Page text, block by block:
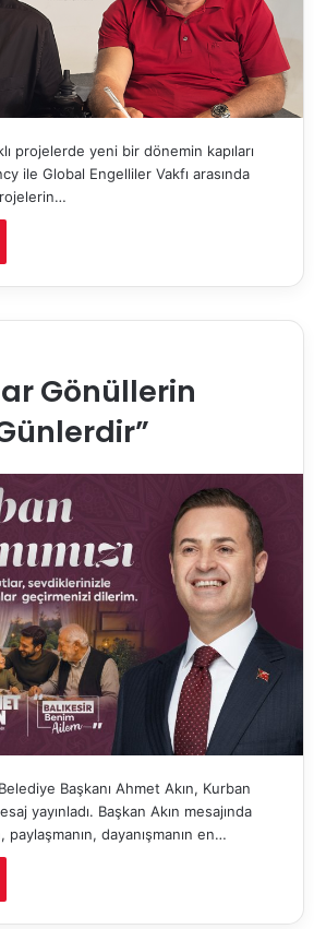
projelerde yeni bir dönemin kapıları
ile Global Engelliler Vakfı arasında
Gönüllerin
Başkanı Ahmet Akın, Kurban
yayınladı. Başkan Akın mesajında
dayanışmanın en…